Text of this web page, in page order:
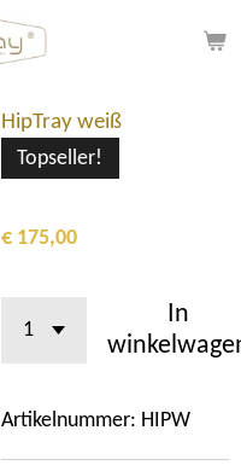
HipTray weiß
Topseller!
€ 175,00
In
Artikelnummer: HIPW